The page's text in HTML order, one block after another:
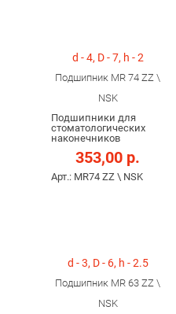
d - 4, D - 7, h - 2
Подшипник MR 74 ZZ \
NSK
Подшипники для
стоматологических
наконечников
353,00 р.
Арт.: MR74 ZZ \ NSK
d - 3, D - 6, h - 2.5
Подшипник MR 63 ZZ \
NSK